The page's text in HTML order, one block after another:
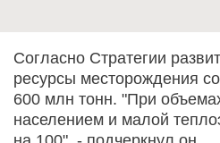
Согласно Стратегии
ресурсы месторождения
600 млн тонн. "При
населением и малой